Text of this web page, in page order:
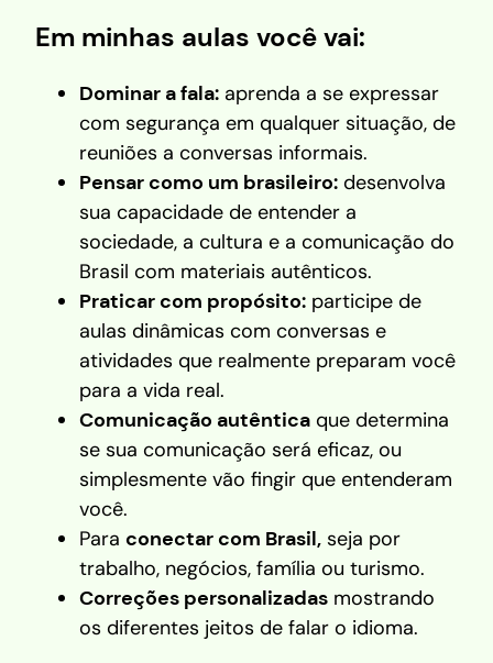
Em minhas aulas você vai:
Dominar a fala: aprenda a se expressar
com segurança em qualquer situação, de
reuniões a conversas informais.
Pensar como um brasileiro: desenvolva
sua capacidade de entender a
sociedade, a cultura e a comunicação do
Brasil com materiais autênticos.
Praticar com propósito: participe de
aulas dinâmicas com conversas e
atividades que realmente preparam você
para a vida real.
Comunicação autêntica que determina
se sua comunicação será eficaz, ou
simplesmente vão fingir que entenderam
você.
Para conectar com Brasil, seja por
trabalho, negócios, família ou turismo.
Correções personalizadas mostrando
os diferentes jeitos de falar o idioma.